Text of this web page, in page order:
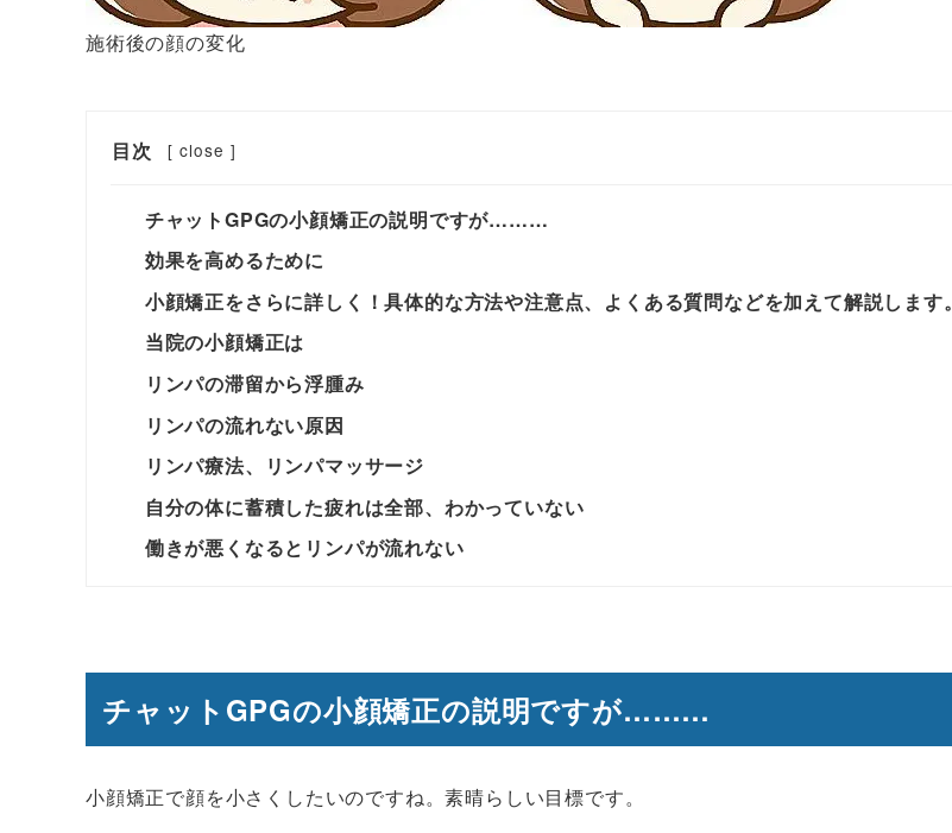
施術後の顔の変化
目次 [ close ]
チャットGPGの小顔矯正の説明ですが………
効果を高めるために
小顔矯正をさらに詳しく！具体的な方法や注意点、よくある質問などを加えて解説します。
当院の小顔矯正は
リンパの滞留から浮腫み
リンパの流れない原因
リンパ療法、リンパマッサージ
自分の体に蓄積した疲れは全部、わかっていない
働きが悪くなるとリンパが流れない
チャットGPGの小顔矯正の説明ですが………
小顔矯正で顔を小さくしたいのですね。素晴らしい目標です。